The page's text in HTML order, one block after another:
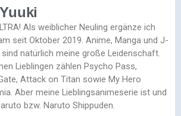
Als weiblicher Neuling ergänze ich
seit Oktober 2019. Anime, Manga und J-
natürlich meine große Leidenschaft.
Lieblingen zählen Psycho Pass,
Attack on Titan sowie My Hero
Aber meine Lieblingsanimeserie ist und
bzw. Naruto Shippuden.